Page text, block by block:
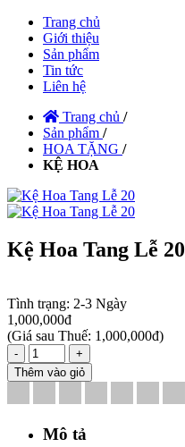
Trang chủ
Giới thiệu
Sản phẩm
Tin tức
Liên hệ
Trang chủ /
Sản phẩm /
HOA TẶNG /
KỆ HOA
Kệ Hoa Tang Lễ 20
Tình trạng: 2-3 Ngày
1,000,000đ
(Giá sau Thuế: 1,000,000đ)
-
+
Thêm vào giỏ
Mô tả